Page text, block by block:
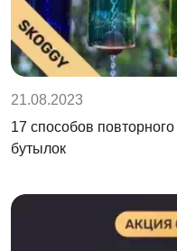
21.08.2023
17 способов
бутылок